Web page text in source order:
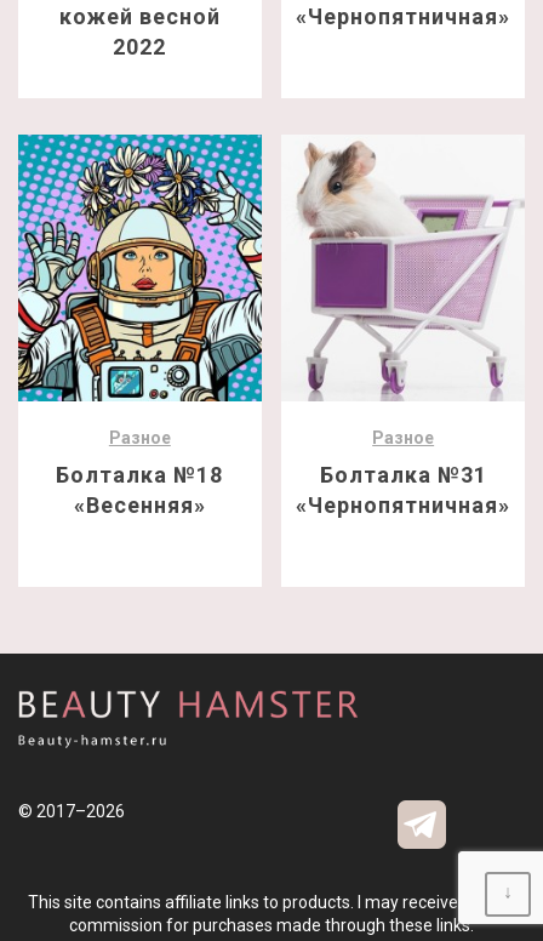
кожей весной
2022
«Чернопятничная»
Разное
Болталка №18
«Весенняя»
Разное
Болталка №31
«Чернопятничная»
© 2017–2026
This site contains affiliate links to products. I may receive a small
commission for purchases made through these links.
↓